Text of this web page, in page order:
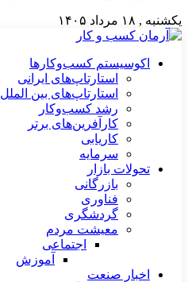
یکشنبه , ۱۸ مرداد ۱۴۰۵
اکوسیستم کسب‌وکارها
استارتاپ‌های ایرانی
استارتاپ‌های بین الملل
رشد کسب‌وکار
کارآفرین‌های برتر
کاریابی
سرمایه
تحولات بازار
بازرگانی
فناوری
گردشگری
معیشت مردم
اجتماعی
آموزش
اخبار صنعت